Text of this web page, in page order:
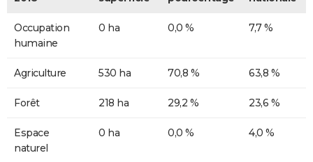
Occupation
humaine
0 ha 0,0 % 7,7 %
Agriculture 530 ha 70,8 % 63,8 %
Forêt 218 ha 29,2 % 23,6 %
Espace
naturel
0 ha 0,0 % 4,0 %